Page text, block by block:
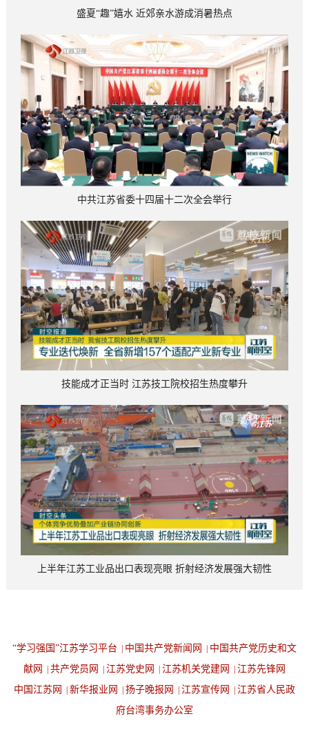
盛夏“趣”嬉水 近郊亲水游成消暑热点
中共江苏省委十四届十二次全会举行
技能成才正当时 江苏技工院校招生热度攀升
上半年江苏工业品出口表现亮眼 折射经济发展强大韧性
“学习强国”江苏学习平台 中国共产党新闻网
中国共产党历史和文
献网
共产党员网 江苏党史网 江苏机关党建网
江苏先锋网
中国江苏网
新华报业网 扬子晚报网 江苏宣传网
江苏省人民政
府台湾事务办公室